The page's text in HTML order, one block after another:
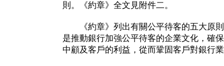
則。《約章》全文見附件二。
《約章》列出有關公平待客的五大原則
是推動銀行加強公平待客的企業文化，確
中顧及客戶的利益，從而鞏固客戶對銀行